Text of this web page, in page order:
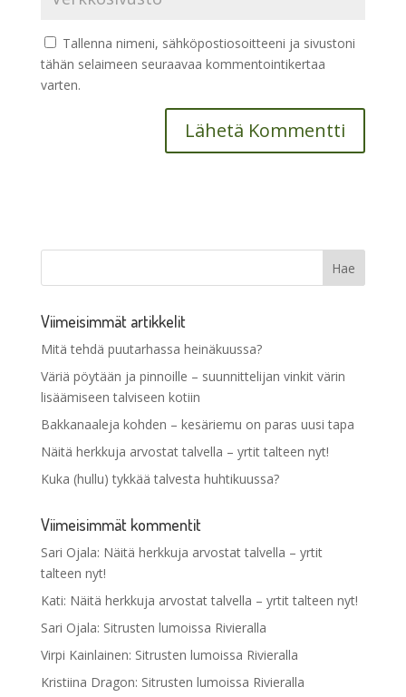
Tallenna nimeni, sähköpostiosoitteeni ja sivustoni
tähän selaimeen seuraavaa kommentointikertaa
varten.
Viimeisimmät artikkelit
Mitä tehdä puutarhassa heinäkuussa?
Väriä pöytään ja pinnoille – suunnittelijan vinkit värin
lisäämiseen talviseen kotiin
Bakkanaaleja kohden – kesäriemu on paras uusi tapa
Näitä herkkuja arvostat talvella – yrtit talteen nyt!
Kuka (hullu) tykkää talvesta huhtikuussa?
Viimeisimmät kommentit
Sari Ojala: Näitä herkkuja arvostat talvella – yrtit
talteen nyt!
Kati: Näitä herkkuja arvostat talvella – yrtit talteen nyt!
Sari Ojala: Sitrusten lumoissa Rivieralla
Virpi Kainlainen: Sitrusten lumoissa Rivieralla
Kristiina Dragon: Sitrusten lumoissa Rivieralla